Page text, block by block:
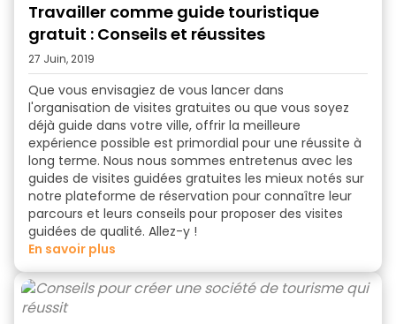
Travailler comme guide touristique
gratuit : Conseils et réussites
27 Juin, 2019
Que vous envisagiez de vous lancer dans
l'organisation de visites gratuites ou que vous soyez
déjà guide dans votre ville, offrir la meilleure
expérience possible est primordial pour une réussite à
long terme. Nous nous sommes entretenus avec les
guides de visites guidées gratuites les mieux notés sur
notre plateforme de réservation pour connaître leur
parcours et leurs conseils pour proposer des visites
guidées de qualité. Allez-y !
en savoir plus